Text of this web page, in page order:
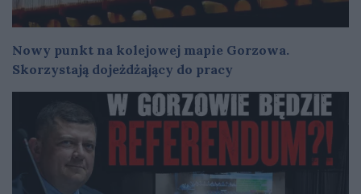
Nowy punkt na kolejowej mapie Gorzowa.
Skorzystają dojeżdżający do pracy